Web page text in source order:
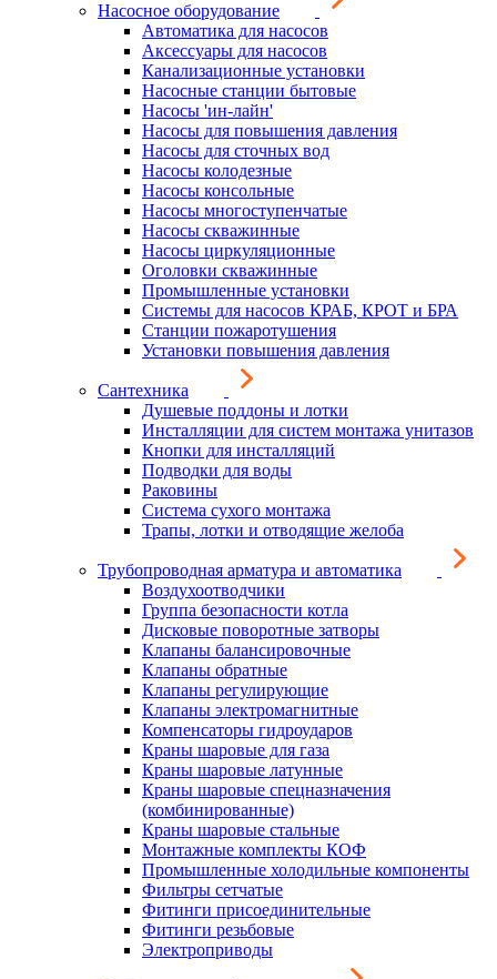
Насосное оборудование
Автоматика для насосов
Аксессуары для насосов
Канализационные установки
Насосные станции бытовые
Насосы 'ин-лайн'
Насосы для повышения давления
Насосы для сточных вод
Насосы колодезные
Насосы консольные
Насосы многоступенчатые
Насосы скважинные
Насосы циркуляционные
Оголовки скважинные
Промышленные установки
Системы для насосов КРАБ, КРОТ и БРА
Станции пожаротушения
Установки повышения давления
Сантехника
Душевые поддоны и лотки
Инсталляции для систем монтажа унитазов
Кнопки для инсталляций
Подводки для воды
Раковины
Система сухого монтажа
Трапы, лотки и отводящие желоба
Трубопроводная арматура и автоматика
Воздухоотводчики
Группа безопасности котла
Дисковые поворотные затворы
Клапаны балансировочные
Клапаны обратные
Клапаны регулирующие
Клапаны электромагнитные
Компенсаторы гидроударов
Краны шаровые для газа
Краны шаровые латунные
Краны шаровые спецназначения
(комбинированные)
Краны шаровые стальные
Монтажные комплекты КОФ
Промышленные холодильные компоненты
Фильтры сетчатые
Фитинги присоединительные
Фитинги резьбовые
Электроприводы